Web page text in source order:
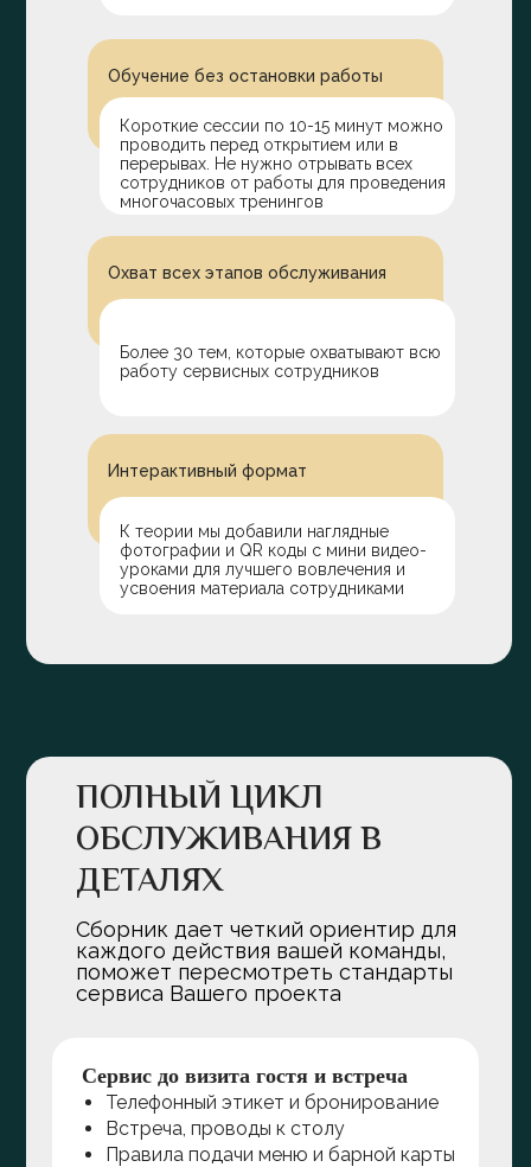
Обучение без остановки работы
Короткие сессии по 10-15 минут можно
проводить перед открытием или в
перерывах. Не нужно отрывать всех
сотрудников от работы для проведения
многочасовых тренингов
Охват всех этапов обслуживания
Более 30 тем, которые охватывают всю
работу сервисных сотрудников
Интерактивный формат
К теории мы добавили наглядные
фотографии и QR коды с мини видео-
уроками для лучшего вовлечения и
усвоения материала сотрудниками
ПОЛНЫЙ ЦИКЛ
ОБСЛУЖИВАНИЯ В
ДЕТАЛЯХ
Сервис до визита гостя и встреча
Телефонный этикет и бронирование
Встреча, проводы к столу
Правила подачи меню и барной карты
Сборник дает четкий ориентир для
каждого действия вашей команды,
поможет пересмотреть стандарты
сервиса Вашего проекта